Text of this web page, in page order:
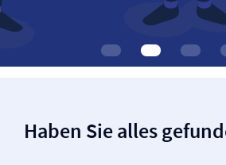
Haben Sie alles